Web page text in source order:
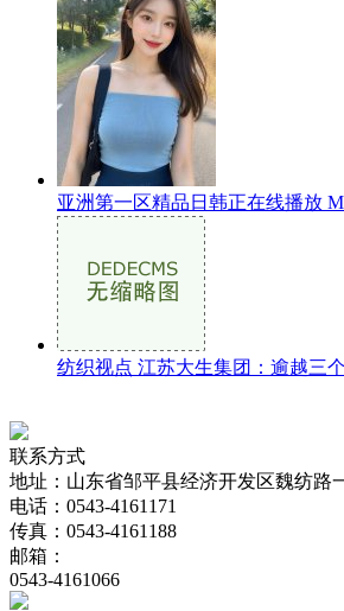
亚洲第一区精品日韩正在线播放
纺织视点 江苏大生集团：逾越三
联系方式
地址：山东省邹平县经济开发区魏纺路
电话：0543-4161171
传真：0543-4161188
邮箱：
0543-4161066